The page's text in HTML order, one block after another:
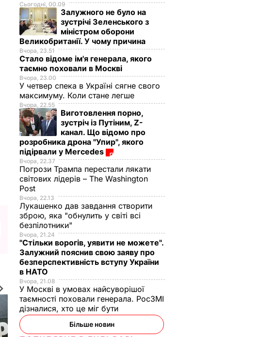
Сьогодні, 00.09
Залужного не було на
зустрічі Зеленського з
міністром оборони
Великобританії. У чому причина
Вчора, 23.51
Стало відоме ім'я генерала, якого
таємно поховали в Москві
Вчора, 23.00
У четвер спека в Україні сягне свого
максимуму. Коли стане легше
Вчора, 22.55
Виготовлення порно,
зустріч із Путіним, Z-
канал. Що відомо про
розробника дрона "Упир", якого
підірвали у Mercedes
Вчора, 22.37
Погрози Трампа перестали лякати
світових лідерів – The Washington
Post
Вчора, 22.13
Лукашенко дав завдання створити
зброю, яка "обнулить у світі всі
безпілотники"
Вчора, 21.24
"Стільки ворогів, уявити не можете".
Залужний пояснив свою заяву про
безперспективність вступу України
в НАТО
Вчора, 21.08
У Москві в умовах найсуворішої
таємності поховали генерала. РосЗМІ
дізналися, хто це міг бути
Більше новин